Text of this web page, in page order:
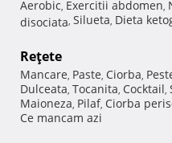
Aerobic, Exercitii abdomen,
disociata, Silueta, Dieta
Reţete
Mancare, Paste, Ciorba,
Dulceata, Tocanita, Cocktail,
Maioneza, Pilaf, Ciorba
Ce mancam azi